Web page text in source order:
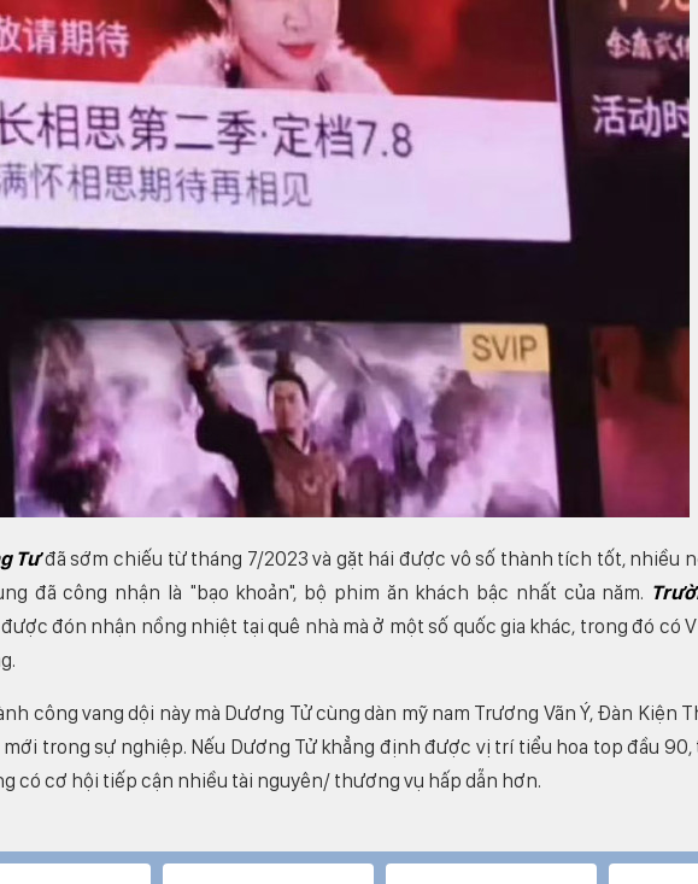
Tưđã sớm chiếu từ tháng 7/2023 và gặt hái được vô số thành tích tốt, nhiều
đã công nhận là "bạo khoản", bộ phim ăn khách bậc nhất của năm.
đón nhận nồng nhiệt tại quê nhà mà ở một số quốc gia khác, trong đó có
công vang dội này mà Dương Tử cùng dàn mỹ nam Trương Vãn Ý, Đàn Kiện
trong sự nghiệp. Nếu Dương Tử khẳng định được vị trí tiểu hoa top đầu 90,
có cơ hội tiếp cận nhiều tài nguyên/ thương vụ hấp dẫn hơn.